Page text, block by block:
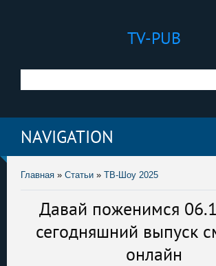
TV-PUB
NAVIGATION
Главная » Статьи » ТВ-Шоу 2025
Давай поженимся
сегодняшний выпуск
онлайн